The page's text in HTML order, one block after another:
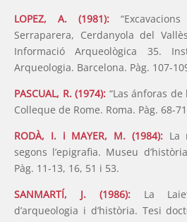
LOPEZ, A. (1981):
Serraparera, Cerdanyola del
Informació Arqueològica 35.
Arqueologia. Barcelona. Pàg. 107-
PASCUAL, R. (1974): “Las ánforas de
Colleque de Rome. Roma. Pàg. 68-
RODÀ, I. i MAYER, M. (1984):La
segons l’epigrafia. Museu
Pàg. 11-13, 16, 51 i 53.
SANMARTÍ, J. (1986):La
d’arqueologia i d’història. Tesi